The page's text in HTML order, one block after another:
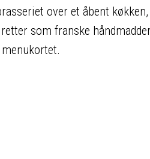
over et åbent
som franske